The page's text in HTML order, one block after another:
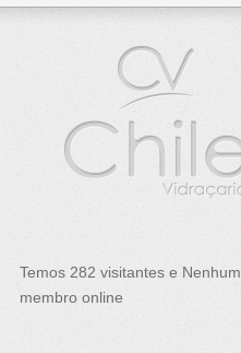
Temos 282 visitantes e Nenhum
membro online